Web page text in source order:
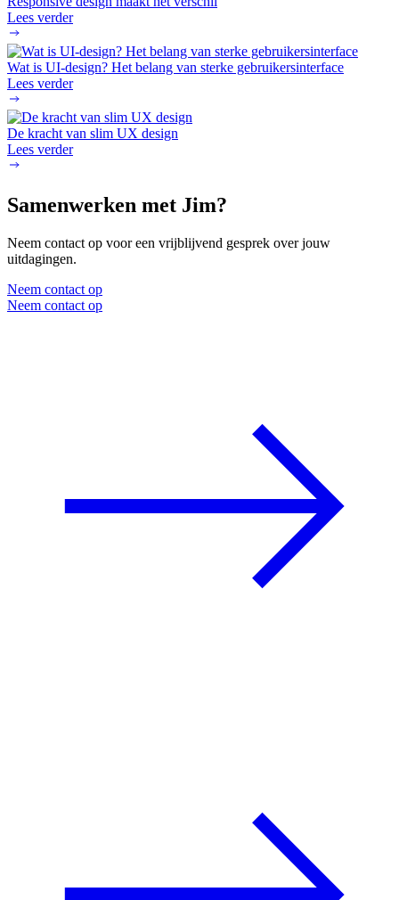
Lees verder
Wat is UI-design? Het belang van sterke gebruikersinterface
Lees verder
De kracht van slim UX design
Lees verder
Samenwerken met Jim?
Neem contact op voor een vrijblijvend gesprek over jouw
uitdagingen.
Neem contact op
Neem contact op